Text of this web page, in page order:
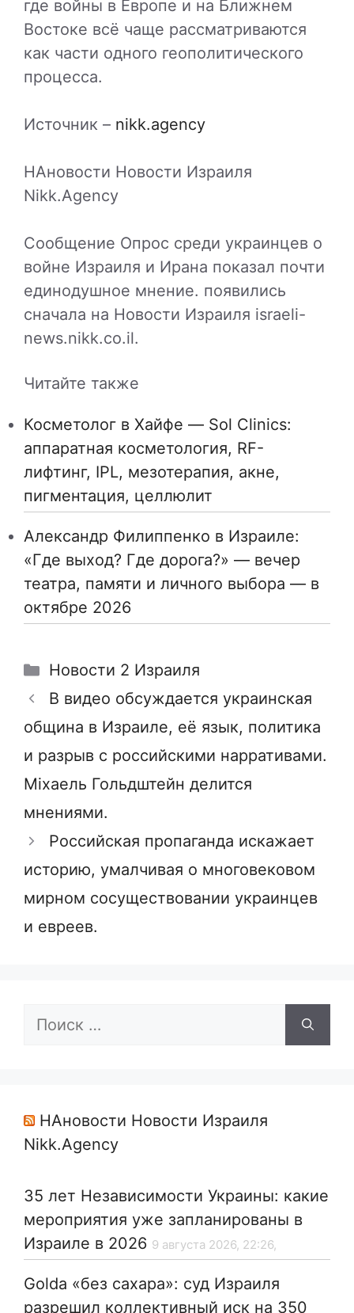
где войны в Европе и на Ближнем
Востоке всё чаще рассматриваются
как части одного геополитического
процесса.
Источник – nikk.agency
НАновости Новости Израиля
Nikk.Agency
Сообщение Опрос среди украинцев о
войне Израиля и Ирана показал почти
единодушное мнение. появились
сначала на Новости Израиля israeli-
news.nikk.co.il.
Читайте также
Косметолог в Хайфе — Sol Clinics:
аппаратная косметология, RF-
лифтинг, IPL, мезотерапия, акне,
пигментация, целлюлит
Александр Филиппенко в Израиле:
«Где выход? Где дорога?» — вечер
театра, памяти и личного выбора — в
октябре 2026
Рубрики
Новости 2 Израиля
В видео обсуждается украинская
община в Израиле, её язык, политика
и разрыв с российскими нарративами.
Міхаель Гольдштейн делится
мнениями.
Российская пропаганда искажает
историю, умалчивая о многовековом
мирном сосуществовании украинцев
и евреев.
Поиск:
НАновости Новости Израиля
Nikk.Agency
35 лет Независимости Украины: какие
мероприятия уже запланированы в
Израиле в 2026 9 августа 2026, 22:26,
Golda «без сахара»: суд Израиля
разрешил коллективный иск на 350